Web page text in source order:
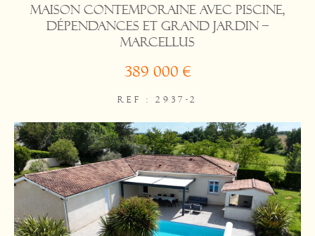
Maison contemporaine avec piscine,
dépendances et grand jardin –
Marcellus
389 000 €
REF : 2937-2